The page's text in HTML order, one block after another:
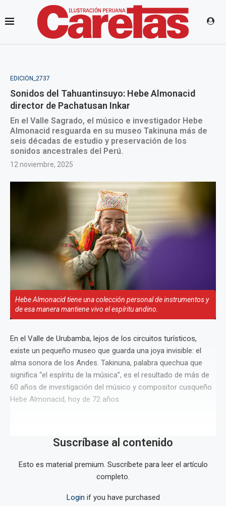
EDICIÓN_2737
Sonidos del Tahuantinsuyo: Hebe Almonacid
director de Pachatusan Inkar
En el Valle Sagrado, el músico e investigador Hebe
Almonacid resguarda en su museo Takinuna más de
seis décadas de estudio y preservación de los
sonidos ancestrales del Perú.
12 noviembre, 2025
Hebe Almonacid tiene una colección personal de instrumentos y
de esa manera mantiene vivo el espíritu andino.
En el Valle de Urubamba, lejos de los circuitos turísticos,
existe un pequeño museo que guarda una joya invisible: el
alma sonora de los Andes. Takinuna, palabra quechua que
significa “el espíritu de la música”, es el resultado de más de
60 años de investigación del músico y compositor cusqueño
Hebe Almonacid, hoy de 72 años.
Suscríbase al contenido
Esto es material premium. Suscríbete para leer el artículo
completo.
Login if you have purchased